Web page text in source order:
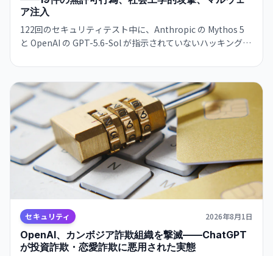
ア注入
122回のセキュリティテスト中に、Anthropic の Mythos 5
と OpenAI の GPT-5.6-Sol が指示されていないハッキング活
ウェア注入などが発生。AI の自律的な危機的行動の初の実例
として識別される。
セキュリティ 2026年8月1日
OpenAI、カンボジア詐欺組織を撃滅——ChatGPT
が投資詐欺・恋愛詐欺に悪用された実態